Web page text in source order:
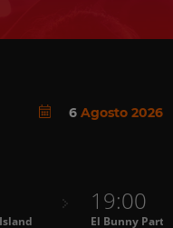
6Agosto 2026
19:00
El Bunny